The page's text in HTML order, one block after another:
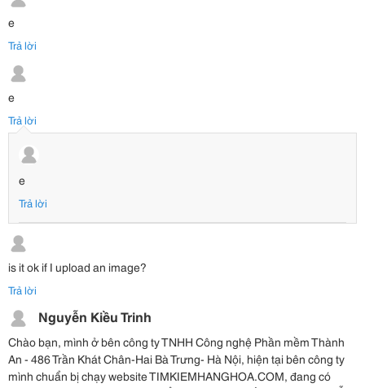
e
Trả lời
e
Trả lời
e
Trả lời
is it ok if I upload an image?
Trả lời
Nguyễn Kiều Trinh
Chào bạn, mình ở bên công ty TNHH Công nghệ Phần mềm Thành
An - 486 Trần Khát Chân-Hai Bà Trưng- Hà Nội, hiện tại bên công ty
mình chuẩn bị chạy website TIMKIEMHANGHOA.COM, đang có